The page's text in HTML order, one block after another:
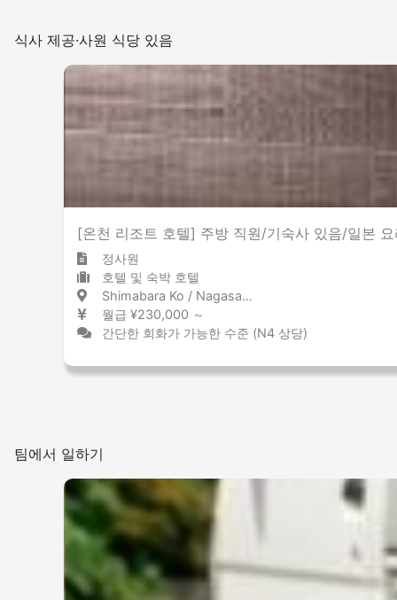
식사 제공·사원 식당 있음
[온천 리조트 호텔] 주방 직원/기숙사 있음/일본
정사원
호텔 및 숙박 호텔
Shimabara Ko / Nagasaki 島原港 / 長崎県
월급 ¥230,000 ～
간단한 회화가 가능한 수준 (N4 상당)
팀에서 일하기